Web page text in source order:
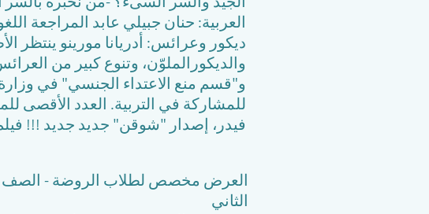
العربية: حنان جبيلي عابد المراجعة
ديكور وعرائس: أدريانا مورينو ينتظر
والديكورالملوّن، وتنوع كبير من
و"قسم منع الاعتداء الجنسي" في
فيدر، إصدار "شوقن" جديد جديد !!!
العرض مخصص لطلاب الروضة - الصف
الثاني